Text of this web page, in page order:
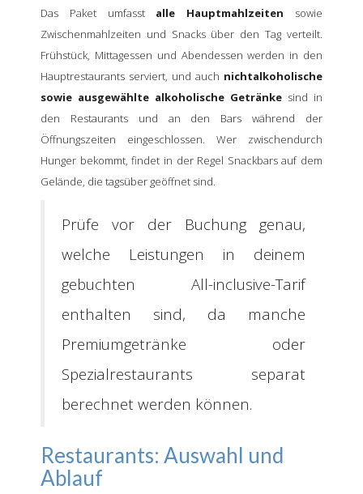
Das Paket umfasst alle Hauptmahlzeiten sowie
Zwischenmahlzeiten und Snacks über den Tag verteilt.
Frühstück, Mittagessen und Abendessen werden in den
Hauptrestaurants serviert, und auch nichtalkoholische
sowie ausgewählte alkoholische Getränke sind in
den Restaurants und an den Bars während der
Öffnungszeiten eingeschlossen. Wer zwischendurch
Hunger bekommt, findet in der Regel Snackbars auf dem
Gelände, die tagsüber geöffnet sind.
Prüfe vor der Buchung genau,
welche Leistungen in deinem
gebuchten All-inclusive-Tarif
enthalten sind, da manche
Premiumgetränke oder
Spezialrestaurants separat
berechnet werden können.
Restaurants: Auswahl und
Ablauf